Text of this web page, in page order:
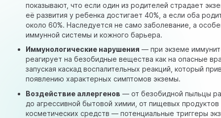
показывают, что если один из родителей страдает
её развития у ребенка достигает 40%, а если оба
около 60%. Наследуется не само заболевание, а
иммунной системы и кожного барьера.
Иммунологические нарушения — при экземе
реагирует на безобидные вещества как на опасные
запуская каскад воспалительных реакций, который
появлению характерных симптомов экземы.
Воздействие аллергенов — от безобидной пыльцы
до агрессивной бытовой химии, от пищевых
косметических средств — потенциальные триггеры